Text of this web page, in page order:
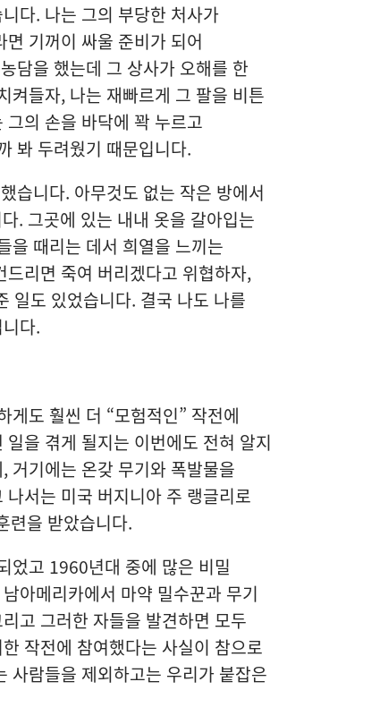
다. 나는 그의 부당한 처사가
기꺼이 싸울 준비가 되어
담을 했는데 그 상사가 오해를 한
켜들자, 나는 재빠르게 그 팔을 비튼
의 손을 바닥에 꽉 누르고
봐 두려웠기 때문입니다.
습니다. 아무것도 없는 작은 방에서
. 그곳에 있는 내내 옷을 갈아입는
을 때리는 데서 희열을 느끼는
리면 죽여 버리겠다고 위협하자,
일도 있었습니다. 결국 나도 나를
다.
게도 훨씬 더 “모험적인” 작전에
을 겪게 될지는 이번에도 전혀 알지
거기에는 온갖 무기와 폭발물을
서는 미국 버지니아 주 랭글리로
련을 받았습니다.
었고 1960년대 중에 많은 비밀
아메리카에서 마약 밀수꾼과 무기
고 그러한 자들을 발견하면 모두
작전에 참여했다는 사실이 참으로
사람들을 제외하고는 우리가 붙잡은